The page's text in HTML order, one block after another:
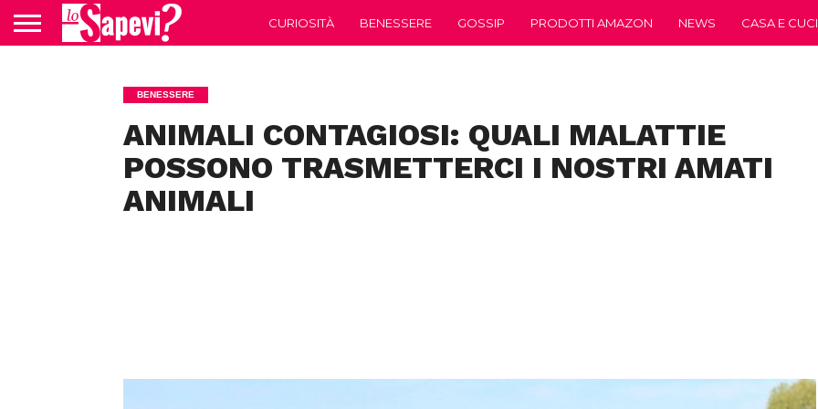
CURIOSITÀ BENESSERE GOSSIP PRODOTTI AMAZON NEWS CASA E
BENESSERE
ANIMALI CONTAGIOSI: QUALI MALATTIE
POSSONO TRASMETTERCI I NOSTRI AMATI
ANIMALI